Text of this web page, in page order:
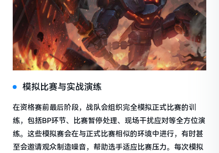
模拟比赛与实战演练
在资格赛前最后阶段，战队会组织完全模拟正式比赛的训
练，包括BP环节、比赛暂停处理、现场干扰应对等全方位演
练。这些模拟赛会在与正式比赛相似的环境中进行，有时甚
至会邀请观众制造噪音，帮助选手适应比赛压力。每次模拟